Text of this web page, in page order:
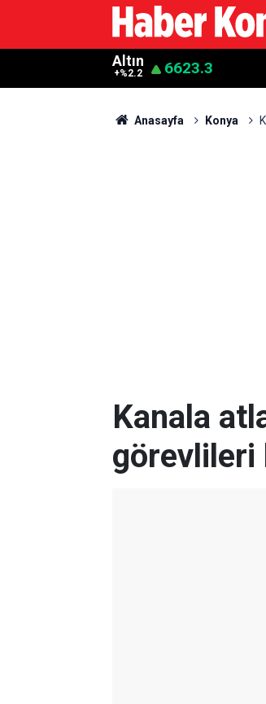
Altın
+%2.2 6623.3
Anasayfa Konya
Kanala
görevlileri